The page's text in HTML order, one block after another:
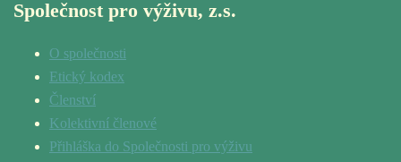
Společnost pro výživu, z.s.
O společnosti
Etický kodex
Členství
Kolektivní členové
Přihláška do Společnosti pro výživu